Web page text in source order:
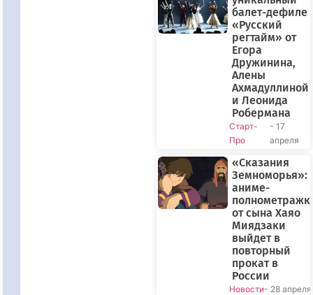
балет-дефиле
«Русский
регтайм» от
Егора
Дружинина,
Алены
Ахмадуллиной
и Леонида
Робермана
Старт-
Про
- 17
апреля
«Сказания
Земноморья»:
аниме-
от сына Хаяо
Миядзаки
выйдет в
повторный
прокат в
России
Новости- 28 апреля